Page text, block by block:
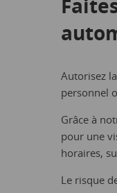
Autorisez
personnel
Grâce à
pour une
horaires,
Le risque